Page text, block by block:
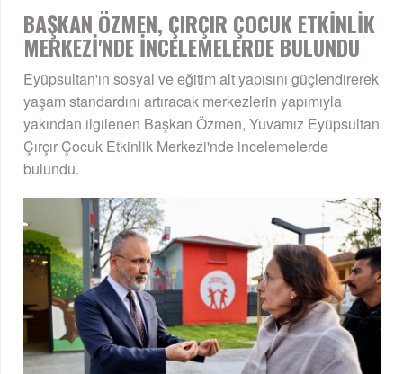
BAŞKAN ÖZMEN, ÇIRÇIR ÇOCUK ETKİNLİK
MERKEZİ'NDE İNCELEMELERDE BULUNDU
Eyüpsultan'ın sosyal ve eğitim alt yapısını güçlendirerek
yaşam standardını artıracak merkezlerin yapımıyla
yakından ilgilenen Başkan Özmen, Yuvamız Eyüpsultan
Çırçır Çocuk Etkinlik Merkezi'nde incelemelerde
bulundu.